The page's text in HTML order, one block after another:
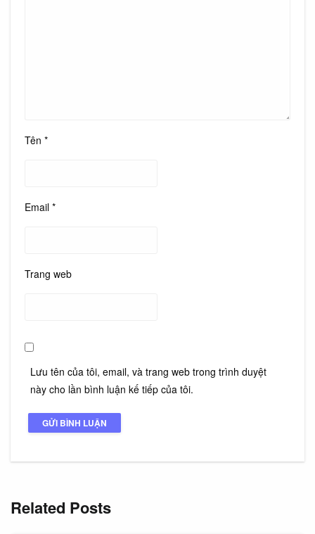
Tên *
Email *
Trang web
Lưu tên của tôi, email, và trang web trong trình duyệt
này cho lần bình luận kế tiếp của tôi.
Related Posts